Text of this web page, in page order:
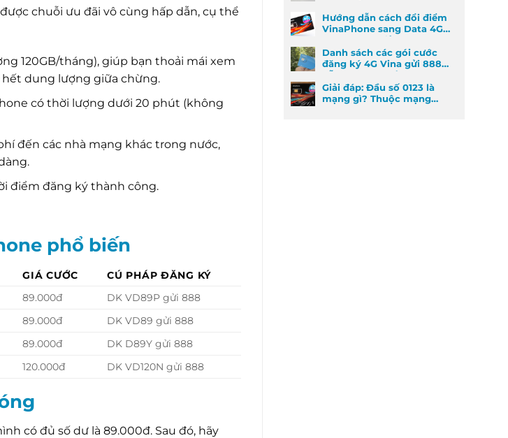
chuỗi ưu đãi vô cùng hấp dẫn, cụ thể
120GB/tháng), giúp bạn thoải mái xem
dung lượng giữa chừng.
có thời lượng dưới 20 phút (không
đến các nhà mạng khác trong nước,
điểm đăng ký thành công.
phổ biến
GIÁ CƯỚC
CÚ PHÁP ĐĂNG KÝ
89.000đ
DK VD89P gửi 888
89.000đ
DK VD89 gửi 888
89.000đ
DK D89Y gửi 888
120.000đ DK VD120N gửi 888
có đủ số dư là 89.000đ. Sau đó, hãy
Hướng dẫn cách đổi điểm
VinaPhone sang Data 4G
cực kỳ đơn giản
Danh sách các gói cước
đăng ký 4G Vina gửi 888
dễ đăng ký nhất
Giải đáp: Đầu số 0123 là
mạng gì? Thuộc mạng